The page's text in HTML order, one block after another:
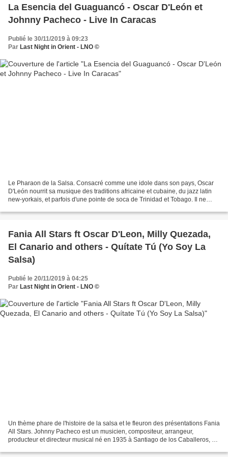
La Esencia del Guaguancó - Oscar D'León et
Johnny Pacheco - Live In Caracas
Publié le 30/11/2019 à 09:23
Par Last Night in Orient - LNO ©
Le Pharaon de la Salsa. Consacré comme une idole dans son pays, Oscar
D'León nourrit sa musique des traditions africaine et cubaine, du jazz latin
new-yorkais, et parfois d'une pointe de soca de Trinidad et Tobago. Il ne
Fania All Stars ft Oscar D'Leon, Milly Quezada,
El Canario and others - Quítate Tú (Yo Soy La
Salsa)
Publié le 20/11/2019 à 04:25
Par Last Night in Orient - LNO ©
Un thème phare de l'histoire de la salsa et le fleuron des présentations Fania
All Stars. Johnny Pacheco est un musicien, compositeur, arrangeur,
producteur et directeur musical né en 1935 à Santiago de los Caballeros, en